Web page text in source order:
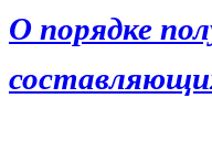
О порядке